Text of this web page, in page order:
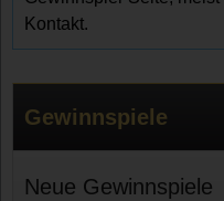
Kontakt.
Gewinnspiele
Neue Gewinnspiele